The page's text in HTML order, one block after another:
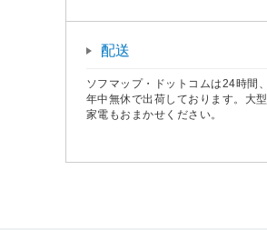
配送
ソフマップ・ドットコムは24時間、
年中無休で出荷しております。大型
家電もおまかせください。